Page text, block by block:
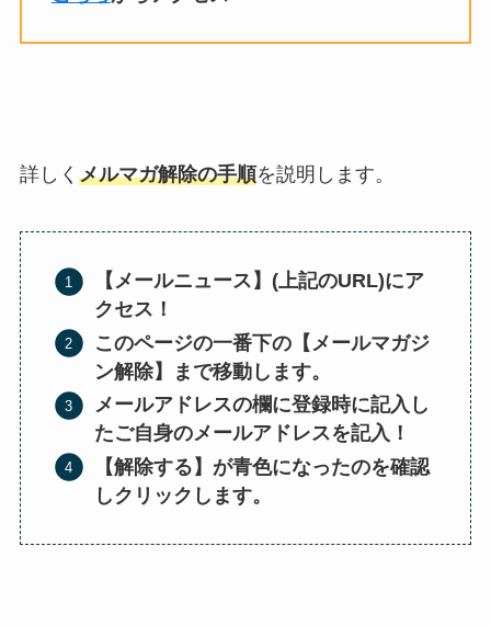
詳しく メルマガ解除の手順を説明します。
【メールニュース】(上記のURL)にア
クセス！
このページの一番下の【メールマガジ
ン解除】まで移動します。
メールアドレスの欄に登録時に記入し
たご自身のメールアドレスを記入！
【解除する】が青色になったのを確認
しクリックします。